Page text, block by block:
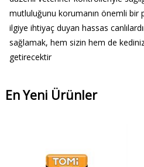
mutluluğunu korumanın önemli bir
ilgiye ihtiyaç duyan hassas
sağlamak, hem sizin hem de
getirecektir
En Yeni Ürünler